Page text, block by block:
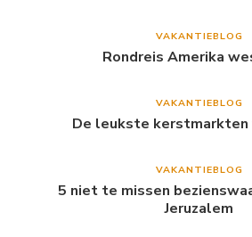
VAKANTIEBLOG
Rondreis Amerika
VAKANTIEBLOG
De leukste kerstmarkten
VAKANTIEBLOG
5 niet te missen
Jeruzalem